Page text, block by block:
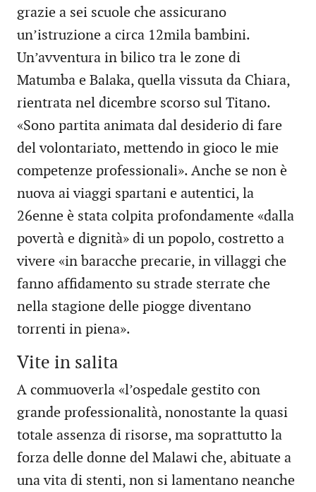
grazie a sei scuole che assicurano
un’istruzione a circa 12mila bambini.
Un’avventura in bilico tra le zone di
Matumba e Balaka, quella vissuta da Chiara,
rientrata nel dicembre scorso sul Titano.
«Sono partita animata dal desiderio di fare
del volontariato, mettendo in gioco le mie
competenze professionali». Anche se non è
nuova ai viaggi spartani e autentici, la
26enne è stata colpita profondamente «dalla
povertà e dignità» di un popolo, costretto a
vivere «in baracche precarie, in villaggi che
fanno affidamento su strade sterrate che
nella stagione delle piogge diventano
torrenti in piena».
Vite in salita
A commuoverla «l’ospedale gestito con
grande professionalità, nonostante la quasi
totale assenza di risorse, ma soprattutto la
forza delle donne del Malawi che, abituate a
una vita di stenti, non si lamentano neanche